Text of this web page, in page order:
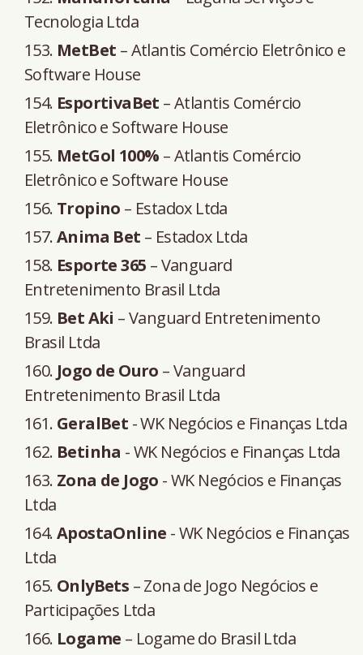
Tecnologia Ltda
MetBet – Atlantis Comércio Eletrônico e
Software House
EsportivaBet – Atlantis Comércio
Eletrônico e Software House
MetGol 100% – Atlantis Comércio
Eletrônico e Software House
Tropino – Estadox Ltda
Anima Bet – Estadox Ltda
Esporte 365 – Vanguard
Entretenimento Brasil Ltda
Bet Aki – Vanguard Entretenimento
Brasil Ltda
Jogo de Ouro – Vanguard
Entretenimento Brasil Ltda
GeralBet - WK Negócios e Finanças Ltda
Betinha - WK Negócios e Finanças Ltda
Zona de Jogo - WK Negócios e Finanças
Ltda
ApostaOnline - WK Negócios e Finanças
Ltda
OnlyBets – Zona de Jogo Negócios e
Participações Ltda
Logame – Logame do Brasil Ltda